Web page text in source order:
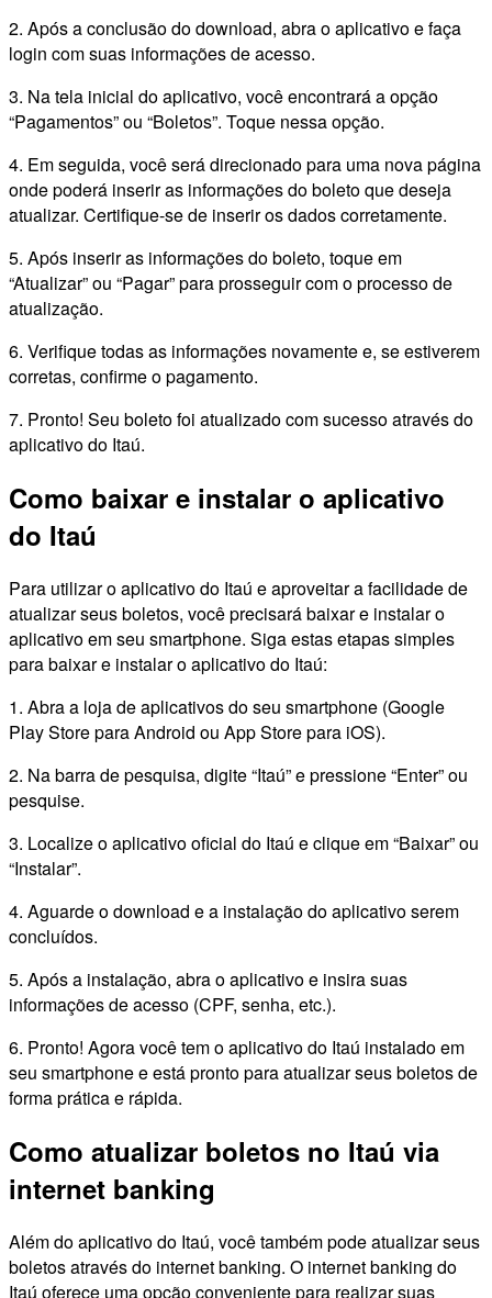
2. Após a conclusão do download, abra o aplicativo e faça
login com suas informações de acesso.
3. Na tela inicial do aplicativo, você encontrará a opção
“Pagamentos” ou “Boletos”. Toque nessa opção.
4. Em seguida, você será direcionado para uma nova página
onde poderá inserir as informações do boleto que deseja
atualizar. Certifique-se de inserir os dados corretamente.
5. Após inserir as informações do boleto, toque em
“Atualizar” ou “Pagar” para prosseguir com o processo de
atualização.
6. Verifique todas as informações novamente e, se estiverem
corretas, confirme o pagamento.
7. Pronto! Seu boleto foi atualizado com sucesso através do
aplicativo do Itaú.
Como baixar e instalar o aplicativo
do Itaú
Para utilizar o aplicativo do Itaú e aproveitar a facilidade de
atualizar seus boletos, você precisará baixar e instalar o
aplicativo em seu smartphone. Siga estas etapas simples
para baixar e instalar o aplicativo do Itaú:
1. Abra a loja de aplicativos do seu smartphone (Google
Play Store para Android ou App Store para iOS).
2. Na barra de pesquisa, digite “Itaú” e pressione “Enter” ou
pesquise.
3. Localize o aplicativo oficial do Itaú e clique em “Baixar” ou
“Instalar”.
4. Aguarde o download e a instalação do aplicativo serem
concluídos.
5. Após a instalação, abra o aplicativo e insira suas
informações de acesso (CPF, senha, etc.).
6. Pronto! Agora você tem o aplicativo do Itaú instalado em
seu smartphone e está pronto para atualizar seus boletos de
forma prática e rápida.
Como atualizar boletos no Itaú via
internet banking
Além do aplicativo do Itaú, você também pode atualizar seus
boletos através do internet banking. O internet banking do
Itaú oferece uma opção conveniente para realizar suas